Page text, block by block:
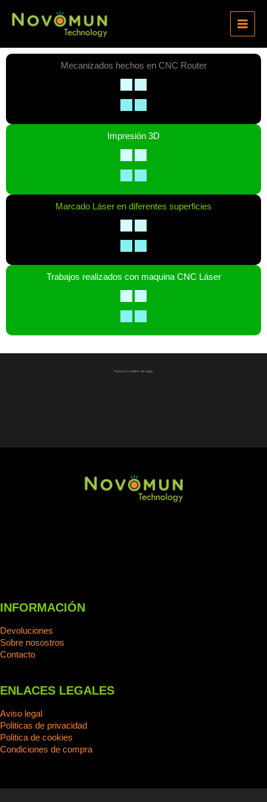
contenido
Mecanizados hechos en CNC Router
Impresión 3D
Marcado Láser en diferentes superficies
Trabajos realizados con maquina CNC Láser
Nuestros medios de pago:
INFORMACIÓN
Devoluciones
Sobre nosostros
Contacto
ENLACES LEGALES
Aviso legal
Politicas de privacidad
Politica de cookies
Condiciones de compra